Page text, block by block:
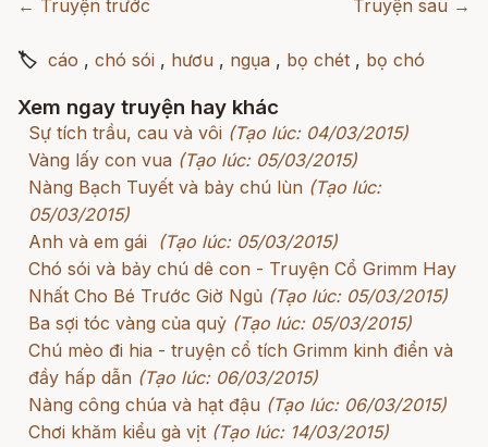
← Truyện trước Truyện sau →
🏷 cáo , chó sói , hươu , ngụa , bọ chét , bọ chó
Xem ngay truyện hay khác
Sự tích trầu, cau và vôi (Tạo lúc: 04/03/2015)
Vàng lấy con vua (Tạo lúc: 05/03/2015)
Nàng Bạch Tuyết và bảy chú lùn (Tạo lúc:
05/03/2015)
Anh và em gái
(Tạo lúc: 05/03/2015)
Chó sói và bảy chú dê con - Truyện Cổ Grimm Hay
Nhất Cho Bé Trước Giờ Ngủ (Tạo lúc: 05/03/2015)
Ba sợi tóc vàng của quỷ (Tạo lúc: 05/03/2015)
Chú mèo đi hia - truyện cổ tích Grimm kinh điển và
đầy hấp dẫn (Tạo lúc: 06/03/2015)
Nàng công chúa và hạt đậu (Tạo lúc: 06/03/2015)
Chơi khăm kiểu gà vịt (Tạo lúc: 14/03/2015)